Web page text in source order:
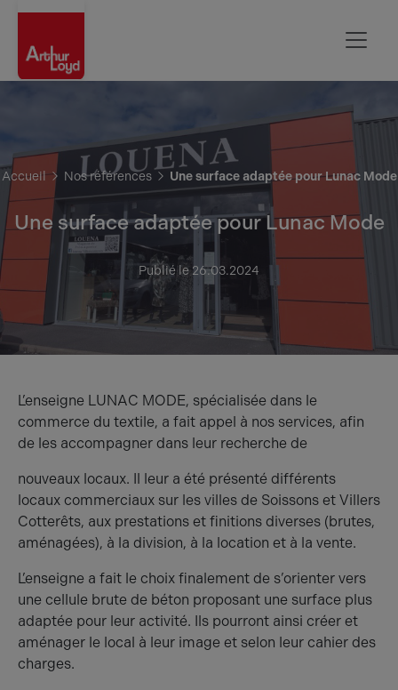
Accueil Nos références Une surface adaptée pour Lunac Mode
Une surface adaptée pour Lunac Mode
Publié le 26.03.2024
L’enseigne LUNAC MODE, spécialisée dans le
commerce du textile, a fait appel à nos services, afin
de les accompagner dans leur recherche de
nouveaux locaux. Il leur a été présenté différents
locaux commerciaux sur les villes de Soissons et Villers
Cotterêts, aux prestations et finitions diverses (brutes,
aménagées), à la division, à la location et à la vente.
L’enseigne a fait le choix finalement de s’orienter vers
une cellule brute de béton proposant une surface plus
adaptée pour leur activité. Ils pourront ainsi créer et
aménager le local à leur image et selon leur cahier des
charges.